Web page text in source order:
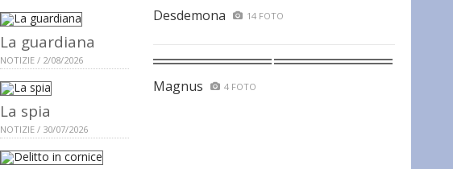
La guardiana
NOTIZIE / 2/08/2026
La spia
NOTIZIE / 30/07/2026
Desdemona 14 FOTO
Magnus 4 FOTO